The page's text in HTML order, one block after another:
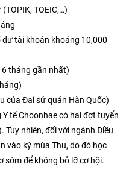
TOEIC,…)
tài khoản khoảng 10,000
tháng gần nhất)
của Đại sứ quán Hàn Quốc)
tế Choonhae có hai đợt tuyển
Tuy nhiên, đối với ngành Điều
vào kỳ mùa Thu, do đó học
sớm để không bỏ lỡ cơ hội.